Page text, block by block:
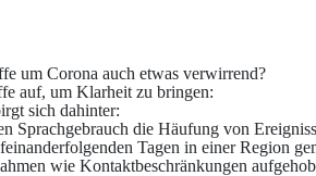
um Corona auch etwas verwirrend?
auf, um Klarheit zu bringen:
sich dahinter:
Sprachgebrauch die Häufung von
Tagen in einer Region
wie Kontaktbeschränkungen